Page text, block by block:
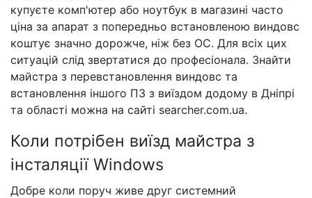
купуєте комп'ютер або ноутбук в магазині часто
ціна за апарат з попередньо встановленою виндовс
коштує значно дорожче, ніж без ОС. Для всіх цих
ситуацій слід звертатися до професіонала. Знайти
майстра з перевстановлення виндовс та
встановлення іншого ПЗ з виїздом додому в Дніпрі
та області можна на сайті searcher.com.ua.
Коли потрібен виїзд майстра з
інсталяції Windows
Добре коли поруч живе друг системний